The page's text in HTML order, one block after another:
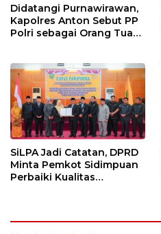
Didatangi Purnawirawan,
Kapolres Anton Sebut PP
Polri sebagai Orang Tua
SiLPA Jadi Catatan, DPRD
Minta Pemkot Sidimpuan
Perbaiki Kualitas